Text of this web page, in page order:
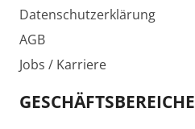
Datenschutzerklärung
AGB
Jobs / Karriere
GESCHÄFTSBEREICHE